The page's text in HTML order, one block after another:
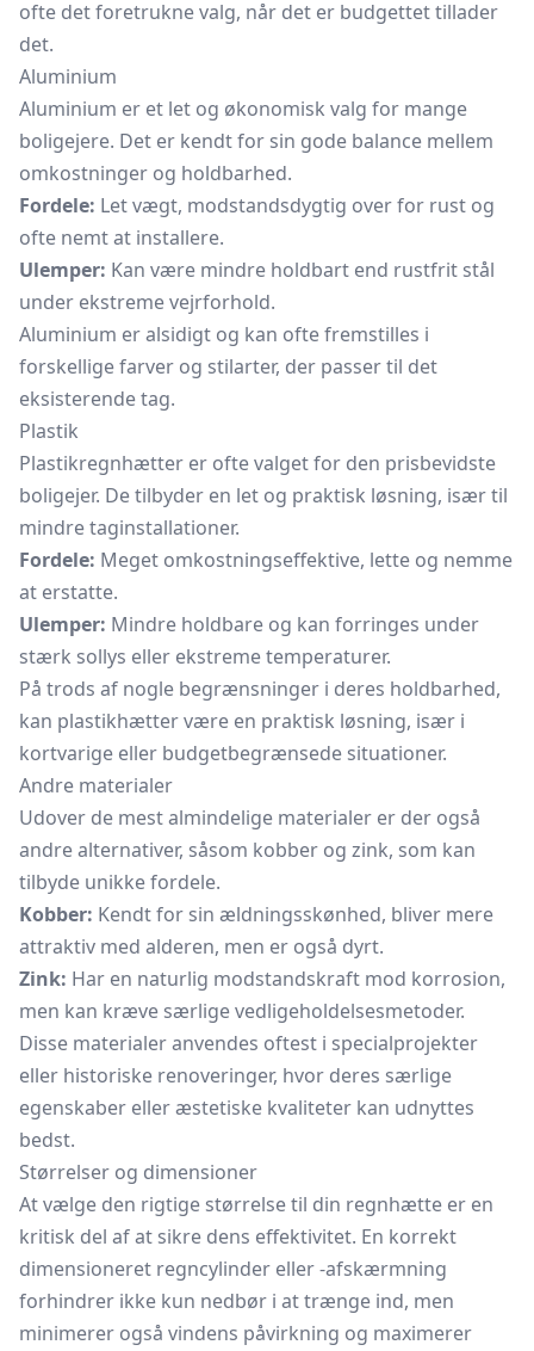
ofte det foretrukne valg, når det er budgettet tillader
det.
Aluminium
Aluminium er et let og økonomisk valg for mange
boligejere. Det er kendt for sin gode balance mellem
omkostninger og holdbarhed.
Fordele: Let vægt, modstandsdygtig over for rust og
ofte nemt at installere.
Ulemper: Kan være mindre holdbart end rustfrit stål
under ekstreme vejrforhold.
Aluminium er alsidigt og kan ofte fremstilles i
forskellige farver og stilarter, der passer til det
eksisterende tag.
Plastik
Plastikregnhætter er ofte valget for den prisbevidste
boligejer. De tilbyder en let og praktisk løsning, især til
mindre taginstallationer.
Fordele: Meget omkostningseffektive, lette og nemme
at erstatte.
Ulemper: Mindre holdbare og kan forringes under
stærk sollys eller ekstreme temperaturer.
På trods af nogle begrænsninger i deres holdbarhed,
kan plastikhætter være en praktisk løsning, især i
kortvarige eller budgetbegrænsede situationer.
Andre materialer
Udover de mest almindelige materialer er der også
andre alternativer, såsom kobber og zink, som kan
tilbyde unikke fordele.
Kobber: Kendt for sin ældningsskønhed, bliver mere
attraktiv med alderen, men er også dyrt.
Zink: Har en naturlig modstandskraft mod korrosion,
men kan kræve særlige vedligeholdelsesmetoder.
Disse materialer anvendes oftest i specialprojekter
eller historiske renoveringer, hvor deres særlige
egenskaber eller æstetiske kvaliteter kan udnyttes
bedst.
Størrelser og dimensioner
At vælge den rigtige størrelse til din regnhætte er en
kritisk del af at sikre dens effektivitet. En korrekt
dimensioneret regncylinder eller -afskærmning
forhindrer ikke kun nedbør i at trænge ind, men
minimerer også vindens påvirkning og maximerer